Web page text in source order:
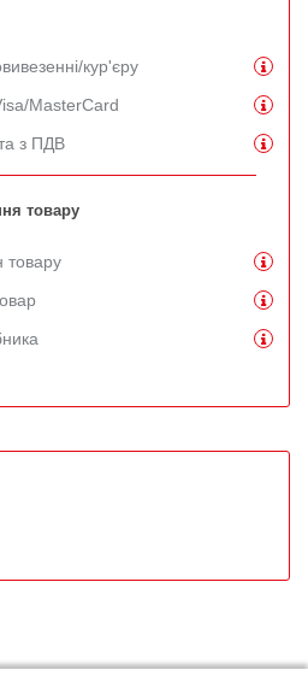
кур'єру
MasterCard
з ПДВ
товару
товару